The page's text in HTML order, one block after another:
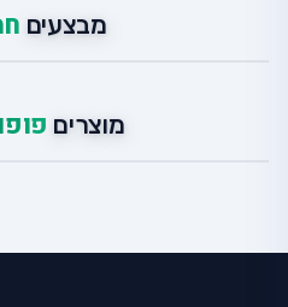
מבצעים
מוצרים